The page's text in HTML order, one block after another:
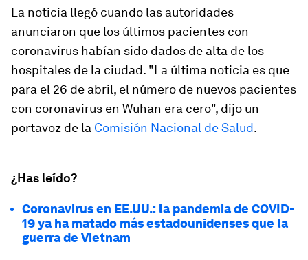
La noticia llegó cuando las autoridades
anunciaron que los últimos pacientes con
coronavirus habían sido dados de alta de los
hospitales de la ciudad. "La última noticia es que
para el 26 de abril, el número de nuevos pacientes
con coronavirus en Wuhan era cero", dijo un
portavoz de la Comisión Nacional de Salud.
¿Has leído?
Coronavirus en EE.UU.: la pandemia de COVID-
19 ya ha matado más estadounidenses que la
guerra de Vietnam